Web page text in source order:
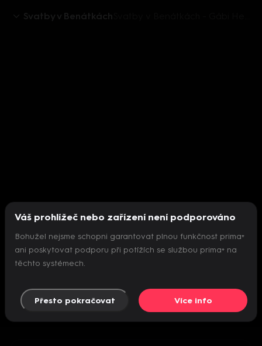
Svatby v Benátkách
Nepodařilo se inicializovat přehrávač
Váš prohlížeč nebo zařízení není podporováno
Bohužel nejsme schopni garantovat plnou funkčnost prima+
ani poskytovat podporu při potížích se službou prima+ na
těchto systémech.
Přesto pokračovat Více info